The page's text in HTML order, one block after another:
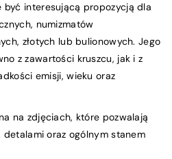
być interesującą propozycją dla
numizmatów
złotych lub bulionowych. Jego
z zawartości kruszcu, jak i z
emisji, wieku oraz
na zdjęciach, które pozwalają
oraz ogólnym stanem